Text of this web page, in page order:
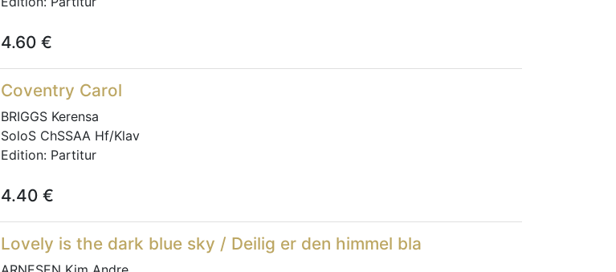
4.60 €
Coventry Carol
BRIGGS Kerensa
SoloS ChSSAA Hf/Klav
Edition: Partitur
4.40 €
Lovely is the dark blue sky / Deilig er den himmel bla